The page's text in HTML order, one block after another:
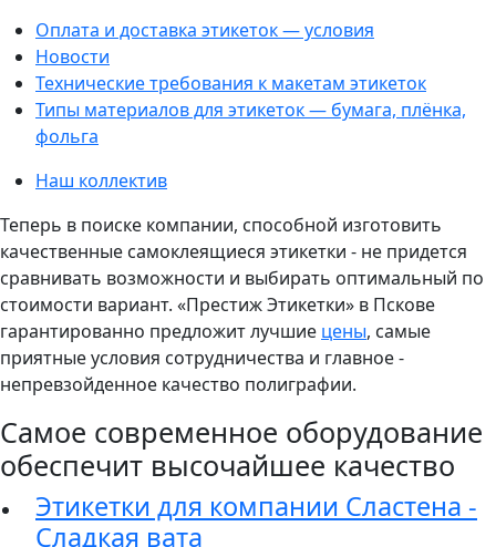
Оплата и доставка этикеток — условия
Новости
Технические требования к макетам этикеток
Типы материалов для этикеток — бумага, плёнка,
фольга
Наш коллектив
Теперь в поиске компании, способной изготовить
качественные самоклеящиеся этикетки - не придется
сравнивать возможности и выбирать оптимальный по
стоимости вариант. «Престиж Этикетки» в Пскове
гарантированно предложит лучшие цены, самые
приятные условия сотрудничества и главное -
непревзойденное качество полиграфии.
Самое современное оборудование
обеспечит высочайшее качество
Этикетки для компании Сластена -
Сладкая вата